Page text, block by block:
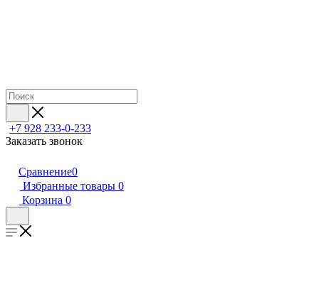
+7 928 233-0-233
Заказать звонок
Сравнение0
Избранные товары 0
Корзина 0